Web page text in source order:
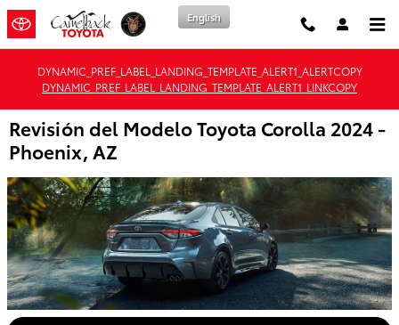
Saltar al contenido principal English
DYNAMIC_PREF_LABEL_LANDING_TEMPLATE_ALERT1_ALERTCOPY
DYNAMIC_PREF_LABEL_LANDING_TEMPLATE_ALERT1_LINKCOPY
Revisión del Modelo Toyota Corolla 2024 -
Phoenix, AZ